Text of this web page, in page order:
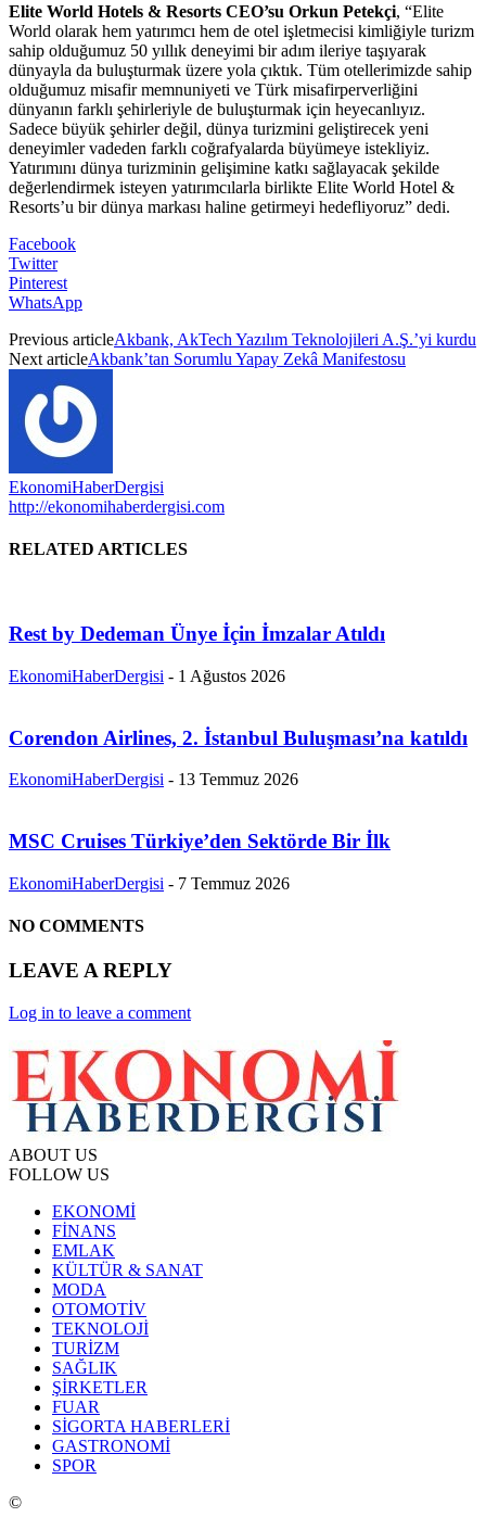
Elite World Hotels & Resorts CEO’su Orkun Petekçi, “Elite
World olarak hem yatırımcı hem de otel işletmecisi kimliğiyle turizm
sahip olduğumuz 50 yıllık deneyimi bir adım ileriye taşıyarak
dünyayla da buluşturmak üzere yola çıktık. Tüm otellerimizde sahip
olduğumuz misafir memnuniyeti ve Türk misafirperverliğini
dünyanın farklı şehirleriyle de buluşturmak için heyecanlıyız.
Sadece büyük şehirler değil, dünya turizmini geliştirecek yeni
deneyimler vadeden farklı coğrafyalarda büyümeye istekliyiz.
Yatırımını dünya turizminin gelişimine katkı sağlayacak şekilde
değerlendirmek isteyen yatırımcılarla birlikte Elite World Hotel &
Resorts’u bir dünya markası haline getirmeyi hedefliyoruz” dedi.
Facebook
Twitter
Pinterest
WhatsApp
Previous articleAkbank, AkTech Yazılım Teknolojileri A.Ş.’yi kurdu
Next articleAkbank’tan Sorumlu Yapay Zekâ Manifestosu
EkonomiHaberDergisi
http://ekonomihaberdergisi.com
RELATED ARTICLES
Rest by Dedeman Ünye İçin İmzalar Atıldı
EkonomiHaberDergisi - 1 Ağustos 2026
Corendon Airlines, 2. İstanbul Buluşması’na katıldı
EkonomiHaberDergisi - 13 Temmuz 2026
MSC Cruises Türkiye’den Sektörde Bir İlk
EkonomiHaberDergisi - 7 Temmuz 2026
NO COMMENTS
LEAVE A REPLY
Log in to leave a comment
ABOUT US
FOLLOW US
EKONOMİ
FİNANS
EMLAK
KÜLTÜR & SANAT
MODA
OTOMOTİV
TEKNOLOJİ
TURİZM
SAĞLIK
ŞİRKETLER
FUAR
SİGORTA HABERLERİ
GASTRONOMİ
SPOR
©